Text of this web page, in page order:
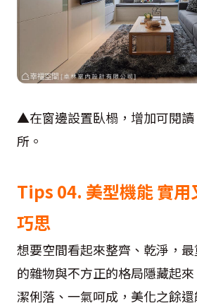
▲在窗邊設置臥榻，增加可閱
所。
Tips 04. 美型機能 實用
巧思
想要空間看起來整齊、乾淨，
的雜物與不方正的格局隱藏起
潔俐落、一氣呵成，美化之餘